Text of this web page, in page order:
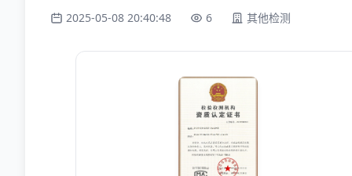
2025-05-08 20:40:48 6 其他检测